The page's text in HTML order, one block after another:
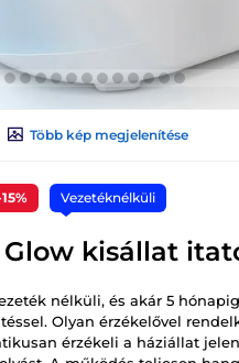
Több kép megjelenítése
Vezetéknélküli
Glow kisállat
nélküli, és akár 5
Olyan érzékelővel
érzékeli a háziállat